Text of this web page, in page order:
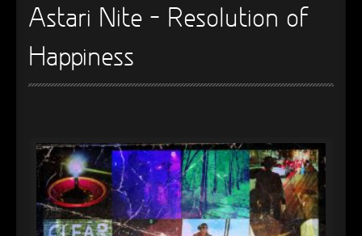
GOTHIP PODCAST
► Rattenfänger
Oberer Totpunkt
► Dia De Los Muertos
Oberer Totpunkt
► Alltag macht tot
Oberer Totpunkt
Astari Nite – Resolution of
Happiness